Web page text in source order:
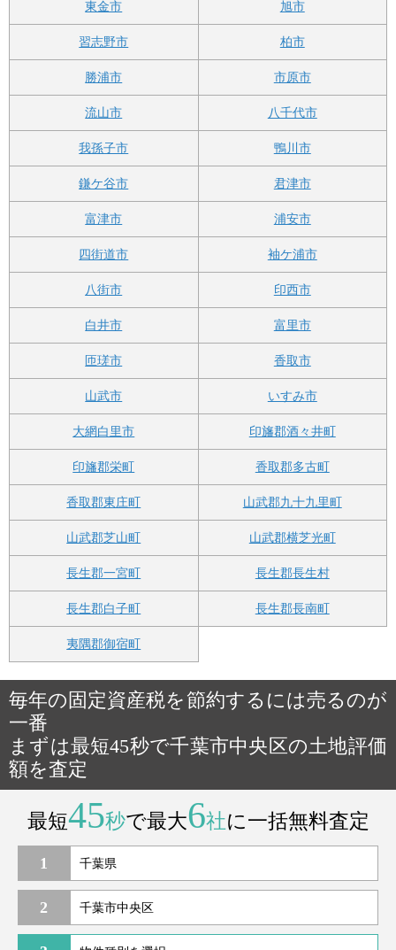
東金市 旭市
習志野市 柏市
勝浦市 市原市
流山市 八千代市
我孫子市 鴨川市
鎌ケ谷市 君津市
富津市 浦安市
四街道市 袖ケ浦市
八街市 印西市
白井市 富里市
匝瑳市 香取市
山武市 いすみ市
大網白里市 印旛郡酒々井町
印旛郡栄町 香取郡多古町
香取郡東庄町 山武郡九十九里町
山武郡芝山町 山武郡横芝光町
長生郡一宮町 長生郡長生村
長生郡白子町 長生郡長南町
夷隅郡御宿町
毎年の固定資産税を節約するには売るのが
一番
まずは最短45秒で千葉市中央区の土地評価
額を査定
最短45秒で最大6社に一括無料査定
1
2